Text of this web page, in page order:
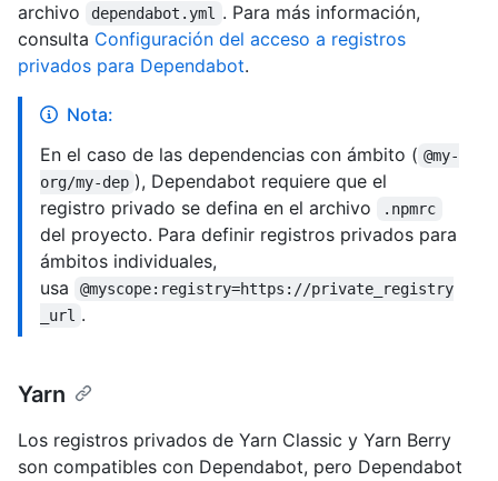
archivo
dependabot.yml
. Para más información,
consulta Configuración del acceso a registros
privados para Dependabot.
Nota:
En el caso de las dependencias con ámbito ( @my-
org/my-dep ), Dependabot requiere que el
registro privado se defina en el archivo
.npmrc
del proyecto. Para definir registros privados para
ámbitos individuales,
usa
@myscope:registry=https://private_registry
_url .
Yarn
Los registros privados de Yarn Classic y Yarn Berry
son compatibles con Dependabot, pero Dependabot